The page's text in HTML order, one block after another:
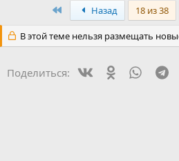
и
и
Назад 18 из 38
В этой теме нельзя размещать
Поделиться: Ok